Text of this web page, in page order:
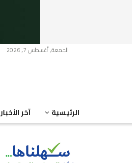
الجمعة, أغسطس 7, 2026
الرئيسية آخر الأخبار